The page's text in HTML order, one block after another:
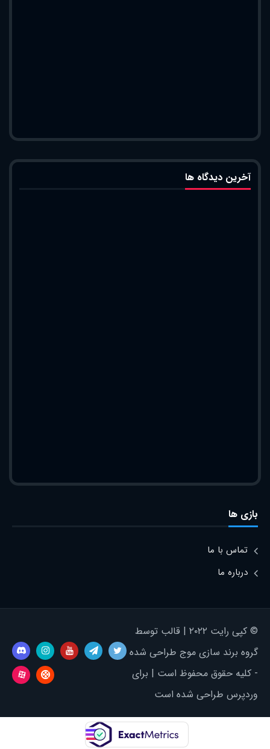
آخرین دیدگاه ها
بازی ها
تماس با ما
درباره ما
© کپی رایت ۲۰۲۲ | قالب توسط
گروه برند سازی موج طراحی شده
- کلیه حقوق محفوظ است | برای
وردپرس طراحی شده است